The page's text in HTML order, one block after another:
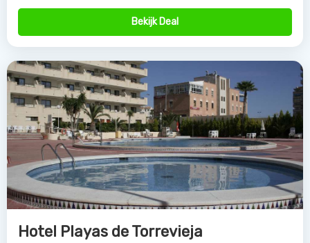
Bekijk Deal
Hotel Playas de Torrevieja